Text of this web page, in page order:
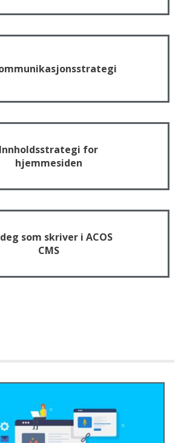
Innholdsstrategi for
hjemmesiden
som skriver i ACOS
CMS